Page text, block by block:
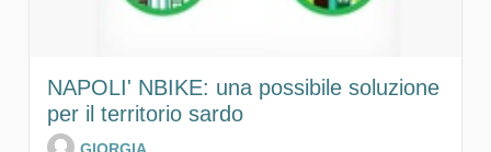
NAPOLI' NBIKE: una possibile soluzione
per il territorio sardo
GIORGIA